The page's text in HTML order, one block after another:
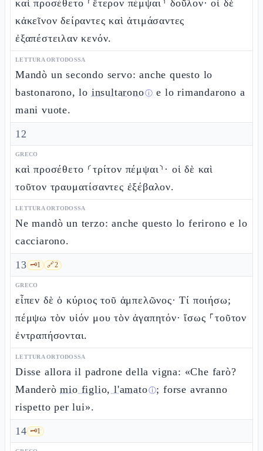
καὶ προσέθετο ⸂ἕτερον πέμψαι⸃ δοῦλον· οἱ δὲ
κἀκεῖνον δείραντες καὶ ἀτιμάσαντες
ἐξαπέστειλαν κενόν.
LETTURA ORTODOSSA
Mandò un secondo servo: anche questo lo
bastonarono, lo insultaronoⓘ e lo rimandarono a
mani vuote.
12
GRECO
καὶ προσέθετο ⸂τρίτον πέμψαι⸃· οἱ δὲ καὶ
τοῦτον τραυματίσαντες ἐξέβαλον.
LETTURA ORTODOSSA
Ne mandò un terzo: anche questo lo ferirono e lo
cacciarono.
13 🗝️1 🔗2
GRECO
εἶπεν δὲ ὁ κύριος τοῦ ἀμπελῶνος· Τί ποιήσω;
πέμψω τὸν υἱόν μου τὸν ἀγαπητόν· ἴσως ⸀τοῦτον
ἐντραπήσονται.
LETTURA ORTODOSSA
Disse allora il padrone della vigna: «Che farò?
Manderòmio figlio, l'amatoⓘ; forse avranno
rispetto per lui».
14 🗝️1